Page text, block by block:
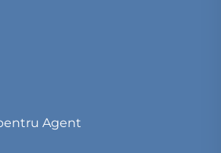
Agent